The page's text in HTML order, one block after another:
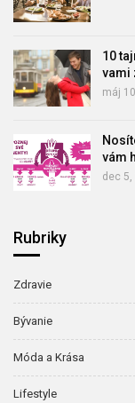
10
vami
máj
vám
dec 5,
Rubriky
Zdravie
Bývanie
Móda a Krása
Lifestyle